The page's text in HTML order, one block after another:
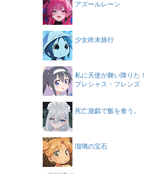
アズールレーン
少女終末旅行
私に天使が舞い降りた！
プレシャス・フレンズ
死亡遊戯で飯を食う。
瑠璃の宝石